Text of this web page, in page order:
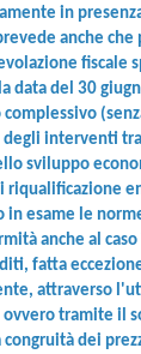
in
anche
fiscale
data del 30
degli interventi
sviluppo
esame le
anche al
fatta
attraverso
tramite il
dei